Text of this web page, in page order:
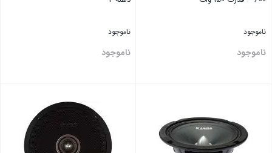
ناموجود
ناموجود
ناموجود
ناموجود